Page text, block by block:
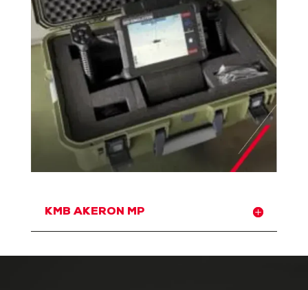
KMB AKERON MP